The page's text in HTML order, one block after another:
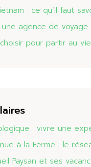
: ce qu’il faut
une agence de
pour partir au
: vivre une
à la Ferme : le
Paysan et ses